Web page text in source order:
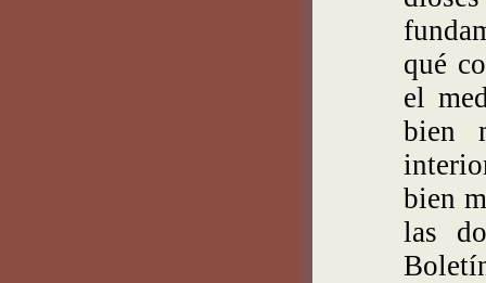
qué
el
bien
bien
las